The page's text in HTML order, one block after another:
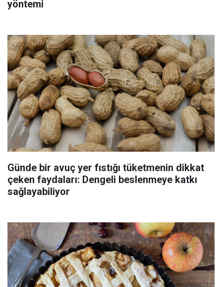
yöntemi
Günde bir avuç yer fıstığı tüketmenin dikkat
çeken faydaları: Dengeli beslenmeye katkı
sağlayabiliyor